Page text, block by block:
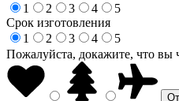
1
2 3 4
5
Срок изготовления
1
2 3 4
5
Пожалуйста, докажите, что вы